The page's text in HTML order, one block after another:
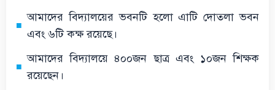
আমাদের বিদ্যালয়ের ভবনটি হলো এাটি দোতলা ভবন
এবং ৬টি কক্ষ রয়েছে।
আমাদের বিদ্যালয়ে ৪০০জন ছাত্র এবং ১০জন শিক্ষক
রয়েছেন।